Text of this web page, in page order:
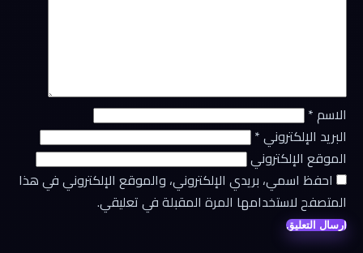
الاسم*
البريد الإلكتروني*
الموقع الإلكتروني
احفظ اسمي، بريدي الإلكتروني، والموقع الإلكتروني في هذا
المتصفح لاستخدامها المرة المقبلة في تعليقي.